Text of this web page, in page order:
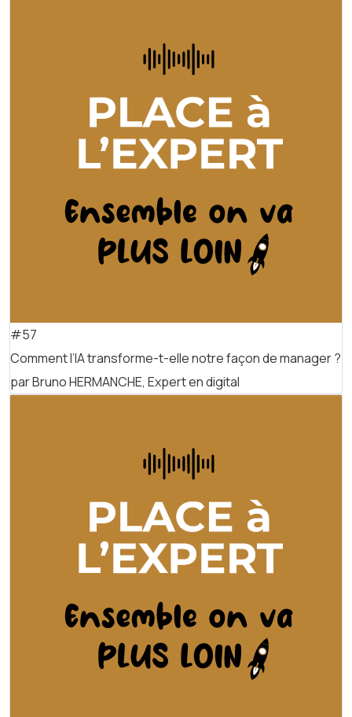
#57
Comment l’IA transforme-t-elle notre façon de manager ?
par Bruno HERMANCHE, Expert en digital